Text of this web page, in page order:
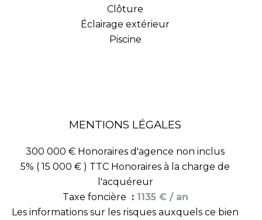
Clôture
Éclairage extérieur
Piscine
MENTIONS LÉGALES
300 000 € Honoraires d'agence non inclus
5% ( 15 000 € ) TTC Honoraires à la charge de
l'acquéreur
Taxe foncière
1135 € / an
Les informations sur les risques auxquels ce bien